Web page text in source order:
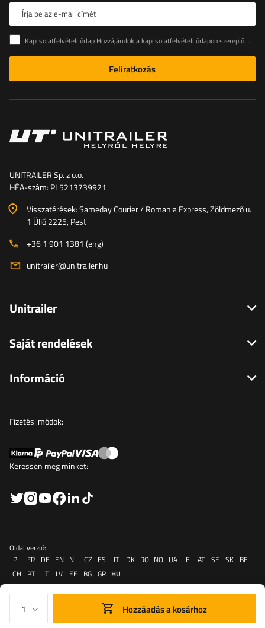
Hozzáadás a kosárhoz
Írja be az e-mail címét
Kapcsolatfelvételi űrlap Hozzájárulok a kapcsolatfelvételi űrlapon szereplő személyes adataimnak az Európai Parlament és a Tanács (EU) rendeletével összhangban történő kezeléséhez
Feliratkozás
UNITRAILER Sp. z o.o.
HÉA-szám: PL5213739921
Visszatérések: Sameday Courier / Romania Express, Zöldmező u.
1 Üllő 2225, Pest
+36 1 901 1381 (eng)
unitrailer@unitrailer.hu
Unitrailer
Saját rendelések
Információ
Fizetési módok:
Keressen meg minket:
Oldal verzió:
PL
FR DE EN NL CZ ES IT DK RO NO UA IE AT SE SK BE
CH
PT LT LV EE BG GR HU